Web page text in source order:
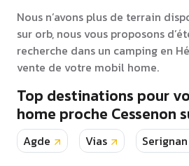
Nous n’avons plus de terrain
sur orb, nous vous proposons
recherche dans un camping en
vente de votre mobil home.
Top destinations pour
home proche Cessenon
Agde Vias Serignan